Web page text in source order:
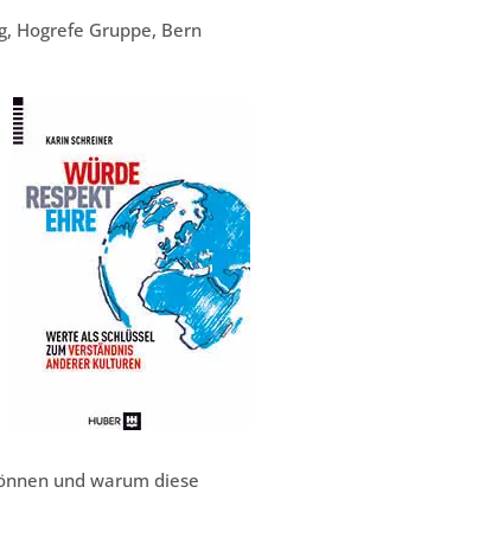
Hogrefe Gruppe, Bern
und warum diese